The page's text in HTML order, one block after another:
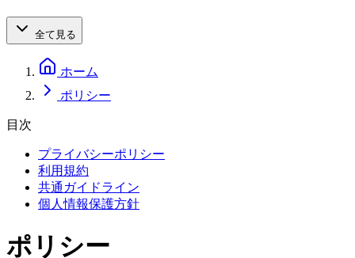
全て見る
ホーム
ポリシー
目次
プライバシーポリシー
利用規約
共通ガイドライン
個人情報保護方針
ポリシー